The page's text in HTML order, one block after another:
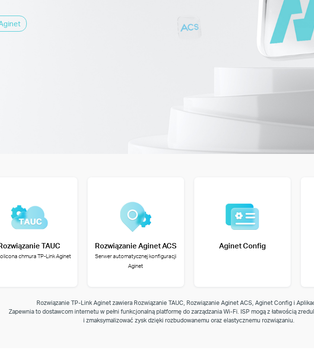
TAUC
chmura TP-Link Aginet
Rozwiązanie Aginet ACS
Serwer automatycznej konfiguracji
Aginet
Aginet Config
Rozwiązanie TP-Link Aginet zawiera Rozwiązanie TAUC, Rozwiązanie Aginet ACS, Aginet Config i
Zapewnia to dostawcom internetu w pełni funkcjonalną platformę do zarządzania Wi-Fi. ISP mogą z łatwością
i zmaksymalizować zysk dzięki rozbudowanemu oraz elastycznemu rozwiązaniu.